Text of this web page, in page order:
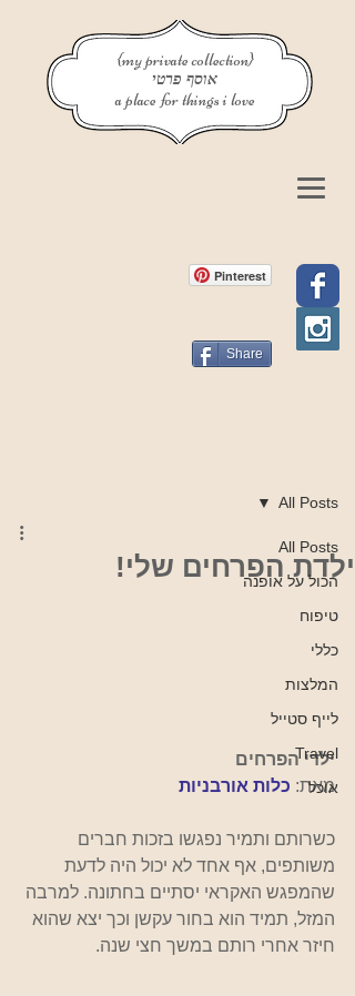
{my private collection}
אוסף פרטי
a place for things i love
Pinterest
Share
All Posts
הכול על אופנה
טיפוח
כללי
המלצות
לייף סטייל
Travel
אוכל
All Posts
ילדת הפרחים שלי!
ילדי הפרחים
מאת: כלות אורבניות
כשרותם ותמיר נפגשו בזכות חברים
משותפים, אף אחד לא יכול היה לדעת
שהמפגש האקראי יסתיים בחתונה. למרבה
המזל, תמיד הוא בחור עקשן וכך יצא שהוא
חיזר אחרי רותם במשך חצי שנה.